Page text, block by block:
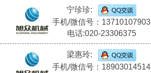
宁珍珍:
手机/微信号：13710107903
电话:020-23306375
梁惠玲:
手机/微信号：18903014514